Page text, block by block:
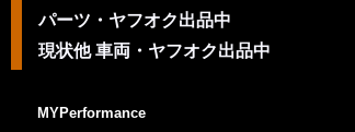
パーツ・ヤフオク出品中
現状他 車両・ヤフオク出品中
MYPerformance